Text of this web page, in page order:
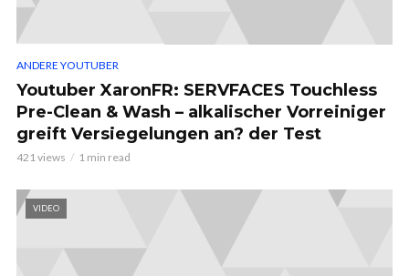
ANDERE YOUTUBER
Youtuber XaronFR: SERVFACES Touchless
Pre-Clean & Wash – alkalischer Vorreiniger
greift Versiegelungen an? der Test
421 views 1 min read
VIDEO